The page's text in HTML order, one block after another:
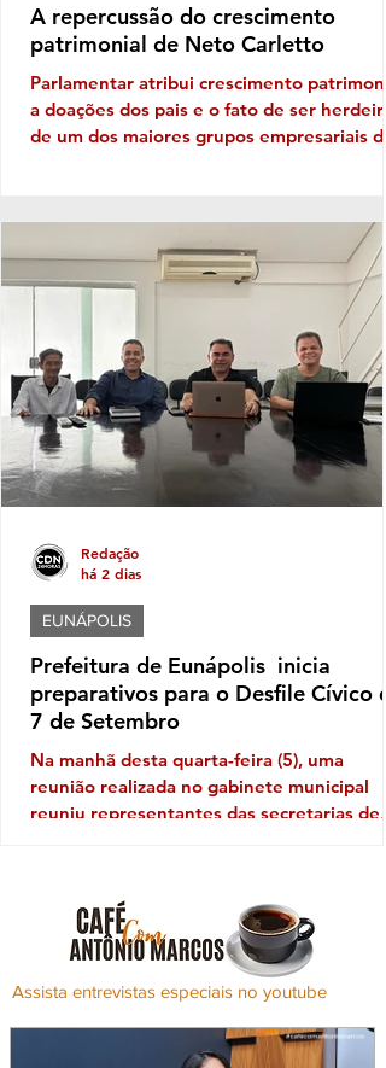
A repercussão do crescimento
patrimonial de Neto Carletto
Parlamentar atribui crescimento
a doações dos pais e o fato de ser herdeiro
de um dos maiores grupos empresariais da
pode isso! Carletinho, que diminuitivo só o
nome mesmo, afinal o nobre deputado
federal que era do PP e agora está no
patrimonial em 2022 de R$ 591,6 mil reais
para algo em torno de 34,3 milhões neste
ano
Prefeitura de Eunápolis inicia
preparativos para o Desfile Cívico
7 de Setembro
Na manhã desta quarta-feira (5), uma
reunião realizada no gabinete municipal
reuniu representantes das secretarias de
relacionados à logística, segurança,
estrutura e participação das instituições.
Neste ano, o desfile terá como tema
de Todos os Povos: Equidade, Memória e
Resistência", propondo uma reflexão
diversidade que constitui a identidade
EUNÁPOLIS
Redação
há 2 dias
Assista entrevistas especiais no youtube